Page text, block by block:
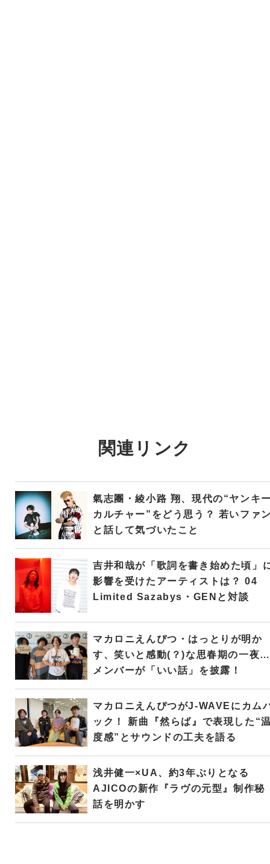
関連リンク
氣志團・綾小路 翔、現代の“ヤンキ
カルチャー”をどう思う？ 若いファ
と話して気づいたこと
吉井和哉が「歌詞を書き始めた頃」
影響を受けたアーティストは？ 04
Limited Sazabys・GENと対談
マカロニえんぴつ・はっとりが明か
す、笑いと感動(？)な思春期の一夜…
メンバーが「いい話」を披露！
マカロニえんぴつがJ-WAVEにカム
ック！ 新曲『然らば』で表現した“
度感”とサウンドの工夫を語る
浅井健一×UA、約3年ぶりとなる
AJICOの新作『ラヴの元型』制作秘
話を明かす